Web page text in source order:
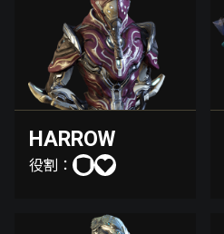
HARROW
役割：